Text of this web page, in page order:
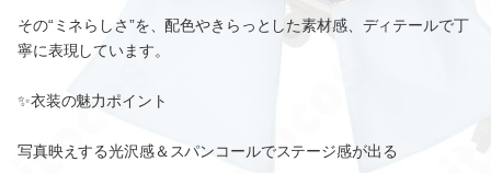
その“ミネらしさ”を、配色やきらっとした素材感、ディテールで丁
寧に表現しています。
✨衣装の魅力ポイント
写真映えする光沢感＆スパンコールでステージ感が出る